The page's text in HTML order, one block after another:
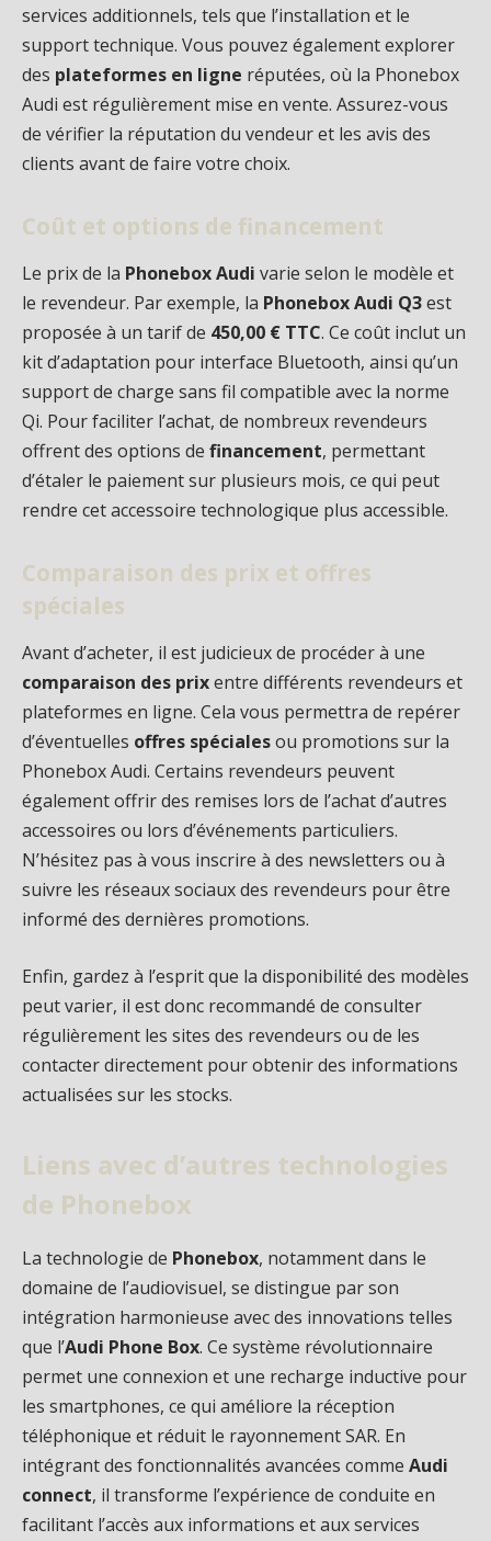
services additionnels, tels que l’installation et le
support technique. Vous pouvez également explorer
des plateformes en ligne réputées, où la Phonebox
Audi est régulièrement mise en vente. Assurez-vous
de vérifier la réputation du vendeur et les avis des
clients avant de faire votre choix.
Coût et options de financement
Le prix de la Phonebox Audi varie selon le modèle et
le revendeur. Par exemple, la Phonebox Audi Q3est
proposée à un tarif de 450,00 € TTC. Ce coût inclut un
kit d’adaptation pour interface Bluetooth, ainsi qu’un
support de charge sans fil compatible avec la norme
Qi. Pour faciliter l’achat, de nombreux revendeurs
offrent des options de financement, permettant
d’étaler le paiement sur plusieurs mois, ce qui peut
rendre cet accessoire technologique plus accessible.
Comparaison des prix et offres
spéciales
Avant d’acheter, il est judicieux de procéder à une
comparaison des prixentre différents revendeurs et
plateformes en ligne. Cela vous permettra de repérer
d’éventuelles offres spécialesou promotions sur la
Phonebox Audi. Certains revendeurs peuvent
également offrir des remises lors de l’achat d’autres
accessoires ou lors d’événements particuliers.
N’hésitez pas à vous inscrire à des newsletters ou à
suivre les réseaux sociaux des revendeurs pour être
informé des dernières promotions.
Enfin, gardez à l’esprit que la disponibilité des modèles
peut varier, il est donc recommandé de consulter
régulièrement les sites des revendeurs ou de les
contacter directement pour obtenir des informations
actualisées sur les stocks.
Liens avec d’autres technologies
de Phonebox
La technologie de Phonebox, notamment dans le
domaine de l’audiovisuel, se distingue par son
intégration harmonieuse avec des innovations telles
que l’Audi Phone Box. Ce système révolutionnaire
permet une connexion et une recharge inductive pour
les smartphones, ce qui améliore la réception
téléphonique et réduit le rayonnement SAR. En
intégrant des fonctionnalités avancées comme Audi
connect, il transforme l’expérience de conduite en
facilitant l’accès aux informations et aux services